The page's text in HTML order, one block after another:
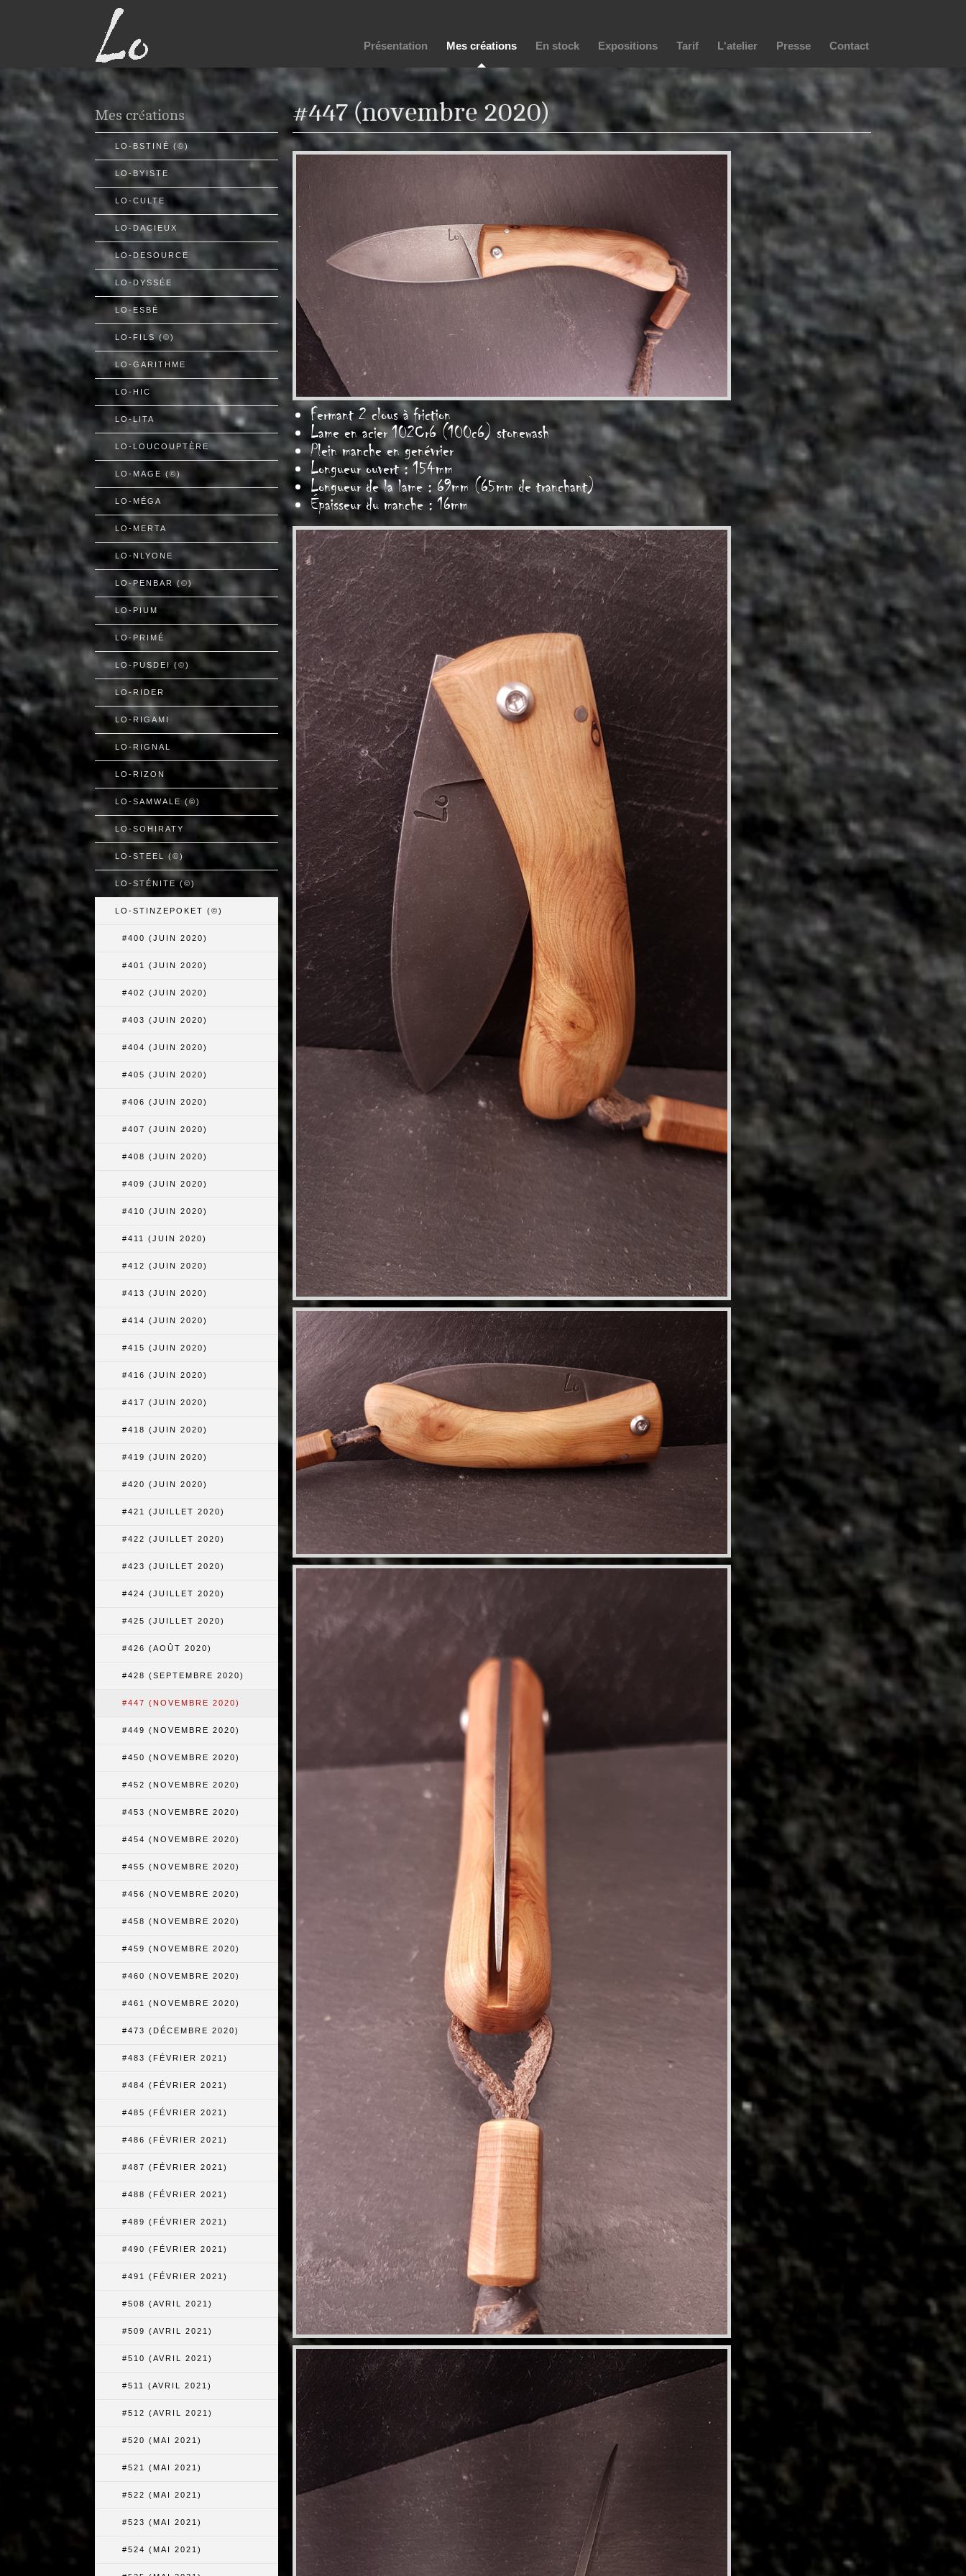
Présentation Mes créations En stock Expositions Tarif L'atelier Presse Contact
Mes créations
LO-BSTINÉ (©)
LO-BYISTE
LO-CULTE
LO-DACIEUX
LO-DESOURCE
LO-DYSSÉE
LO-ESBÉ
LO-FILS (©)
LO-GARITHME
LO-HIC
LO-LITA
LO-LOUCOUPTÈRE
LO-MAGE (©)
LO-MÉGA
LO-MERTA
LO-NLYONE
LO-PENBAR (©)
LO-PIUM
LO-PRIMÉ
LO-PUSDEI (©)
LO-RIDER
LO-RIGAMI
LO-RIGNAL
LO-RIZON
LO-SAMWALE (©)
LO-SOHIRATY
LO-STEEL (©)
LO-STÉNITE (©)
LO-STINZEPOKET (©)
#400 (JUIN 2020)
#401 (JUIN 2020)
#402 (JUIN 2020)
#403 (JUIN 2020)
#404 (JUIN 2020)
#405 (JUIN 2020)
#406 (JUIN 2020)
#407 (JUIN 2020)
#408 (JUIN 2020)
#409 (JUIN 2020)
#410 (JUIN 2020)
#411 (JUIN 2020)
#412 (JUIN 2020)
#413 (JUIN 2020)
#414 (JUIN 2020)
#415 (JUIN 2020)
#416 (JUIN 2020)
#417 (JUIN 2020)
#418 (JUIN 2020)
#419 (JUIN 2020)
#420 (JUIN 2020)
#421 (JUILLET 2020)
#422 (JUILLET 2020)
#423 (JUILLET 2020)
#424 (JUILLET 2020)
#425 (JUILLET 2020)
#426 (AOÛT 2020)
#428 (SEPTEMBRE 2020)
#447 (NOVEMBRE 2020)
#449 (NOVEMBRE 2020)
#450 (NOVEMBRE 2020)
#452 (NOVEMBRE 2020)
#453 (NOVEMBRE 2020)
#454 (NOVEMBRE 2020)
#455 (NOVEMBRE 2020)
#456 (NOVEMBRE 2020)
#458 (NOVEMBRE 2020)
#459 (NOVEMBRE 2020)
#460 (NOVEMBRE 2020)
#461 (NOVEMBRE 2020)
#473 (DÉCEMBRE 2020)
#483 (FÉVRIER 2021)
#484 (FÉVRIER 2021)
#485 (FÉVRIER 2021)
#486 (FÉVRIER 2021)
#487 (FÉVRIER 2021)
#488 (FÉVRIER 2021)
#489 (FÉVRIER 2021)
#490 (FÉVRIER 2021)
#491 (FÉVRIER 2021)
#508 (AVRIL 2021)
#509 (AVRIL 2021)
#510 (AVRIL 2021)
#511 (AVRIL 2021)
#512 (AVRIL 2021)
#520 (MAI 2021)
#521 (MAI 2021)
#522 (MAI 2021)
#523 (MAI 2021)
#524 (MAI 2021)
#447 (novembre 2020)
Fermant 2 clous à friction
Lame en acier 102Cr6 (100c6) stonewash
Plein manche en genévrier
Longueur ouvert : 154mm
Longueur de la lame : 69mm (65mm de tranchant)
Épaisseur du manche : 16mm